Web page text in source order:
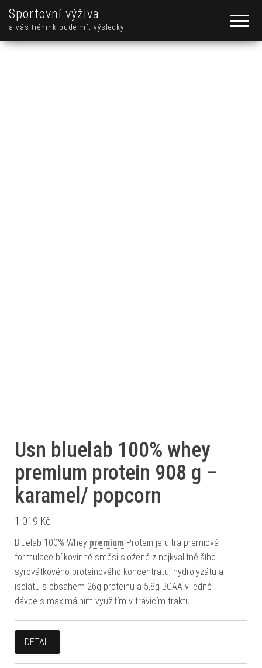
Sportovní výživa
a váš trénink bude mít výsledky
Usn bluelab 100% whey
premium protein 908 g –
karamel/ popcorn
1 019 Kč
Bluelab 100% Whey premium Protein je ultra prémiová
formulace bílkovinné směsi složené z nejkvalitnějšího
syrovátkového proteinového koncentrátu, hydrolyzátu a
isolátu s obsahem 26g proteinu a 5,8g BCAA v jedné
dávce s maximálním využitím v trávicím traktu.
DETAIL